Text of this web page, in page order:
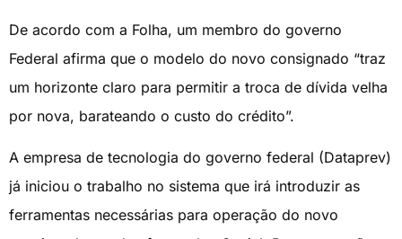
De acordo com a Folha, um membro do governo
Federal afirma que o modelo do novo consignado “traz
um horizonte claro para permitir a troca de dívida velha
por nova, barateando o custo do crédito”.
A empresa de tecnologia do governo federal (Dataprev)
já iniciou o trabalho no sistema que irá introduzir as
ferramentas necessárias para operação do novo